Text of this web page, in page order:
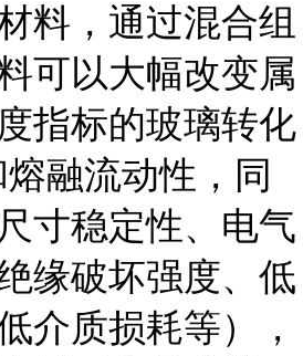
料，通过混合组
可以大幅改变属
指标的玻璃转化
融流动性，同
寸稳定性、电气
缘破坏强度、低
介质损耗等），